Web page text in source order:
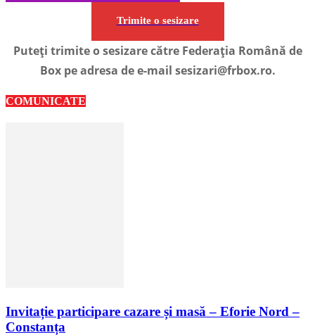
Trimite o sesizare
Puteți trimite o sesizare către Federația Română de
Box pe adresa de e-mail sesizari@frbox.ro.
COMUNICATE
Invitație participare cazare și masă – Eforie Nord –
Constanța